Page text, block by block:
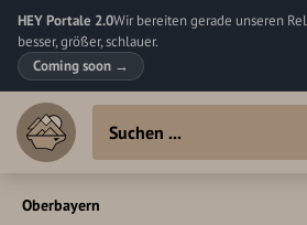
HEY Portale 2.0Wir bereiten gerade unseren
besser, größer, schlauer.
Coming soon →
Oberbayern